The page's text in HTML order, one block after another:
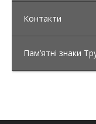
Контакти
Пам’ятні знаки